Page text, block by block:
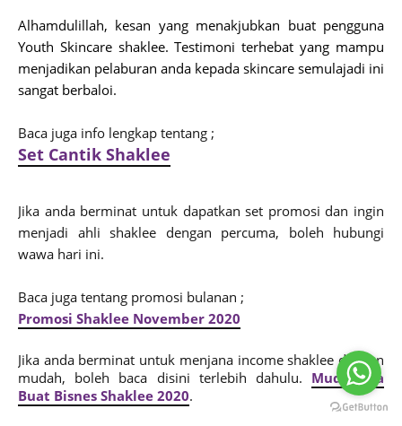
Alhamdulillah, kesan yang menakjubkan buat pengguna
Youth Skincare shaklee. Testimoni terhebat yang mampu
menjadikan pelaburan anda kepada skincare semulajadi ini
sangat berbaloi.
Baca juga info lengkap tentang ;
Set Cantik Shaklee
Jika anda berminat untuk dapatkan set promosi dan ingin
menjadi ahli shaklee dengan percuma, boleh hubungi
wawa hari ini.
Baca juga tentang promosi bulanan ;
Promosi Shaklee November 2020
Jika anda berminat untuk menjana income shaklee dengan
mudah, boleh baca disini terlebih dahulu. Mudahnya
Buat Bisnes Shaklee 2020.